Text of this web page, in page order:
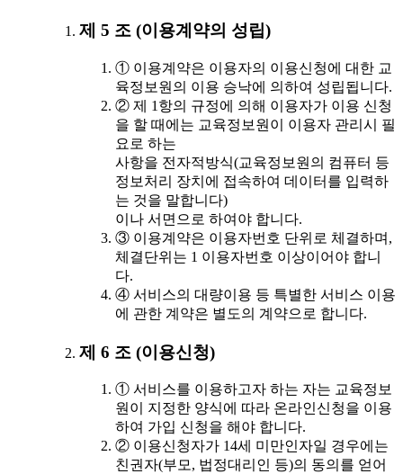
제 5 조 (이용계약의 성립)
① 이용계약은 이용자의 이용신청에 대한 교
육정보원의 이용 승낙에 의하여 성립됩니다.
② 제 1항의 규정에 의해 이용자가 이용 신청
을 할 때에는 교육정보원이 이용자 관리시 필
요로 하는
사항을 전자적방식(교육정보원의 컴퓨터 등
정보처리 장치에 접속하여 데이터를 입력하
는 것을 말합니다)
이나 서면으로 하여야 합니다.
③ 이용계약은 이용자번호 단위로 체결하며,
체결단위는 1 이용자번호 이상이어야 합니
다.
④ 서비스의 대량이용 등 특별한 서비스 이용
에 관한 계약은 별도의 계약으로 합니다.
제 6 조 (이용신청)
① 서비스를 이용하고자 하는 자는 교육정보
원이 지정한 양식에 따라 온라인신청을 이용
하여 가입 신청을 해야 합니다.
② 이용신청자가 14세 미만인자일 경우에는
친권자(부모, 법정대리인 등)의 동의를 얻어